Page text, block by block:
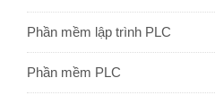
Phần mềm lập trình PLC
Phần mềm PLC